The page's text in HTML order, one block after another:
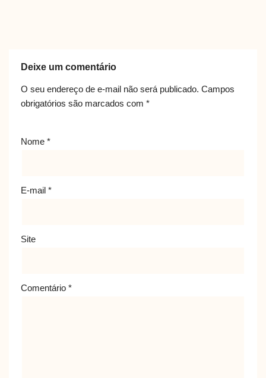
Deixe um comentário
O seu endereço de e-mail não será publicado. Campos
obrigatórios são marcados com *
Nome *
E-mail *
Site
Comentário *